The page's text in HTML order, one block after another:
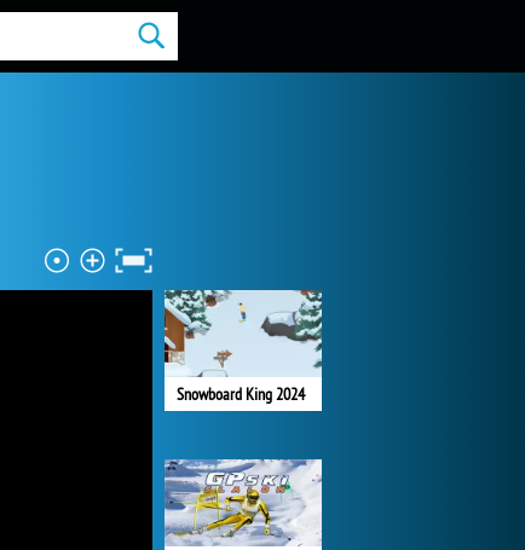
Snowboard King 2024